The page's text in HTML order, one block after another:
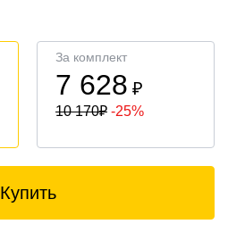
За комплект
7 628 ₽
10 170₽ -25%
Купить